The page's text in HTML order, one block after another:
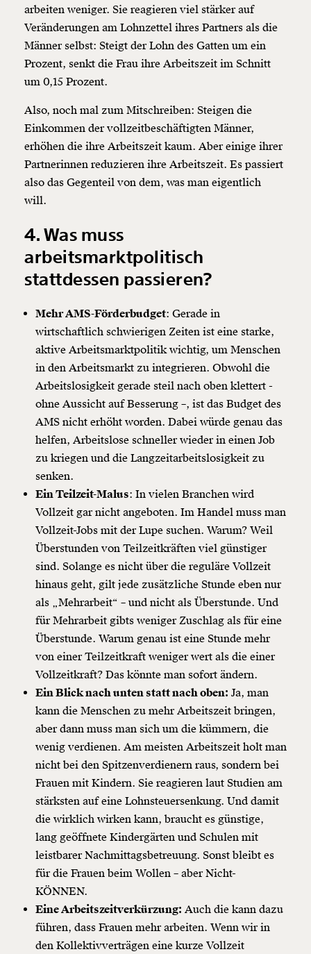
arbeiten weniger. Sie reagieren viel stärker auf
Veränderungen am Lohnzettel ihres Partners als die
Männer selbst: Steigt der Lohn des Gatten um ein
Prozent, senkt die Frau ihre Arbeitszeit im Schnitt
um 0,15 Prozent.
Also, noch mal zum Mitschreiben: Steigen die
Einkommen der vollzeitbeschäftigten Männer,
erhöhen die ihre Arbeitszeit kaum. Aber einige ihrer
Partnerinnen reduzieren ihre Arbeitszeit. Es passiert
also das Gegenteil von dem, was man eigentlich
will.
4. Was muss
arbeitsmarktpolitisch
stattdessen passieren?
Mehr AMS-Förderbudget: Gerade in
wirtschaftlich schwierigen Zeiten ist eine starke,
aktive Arbeitsmarktpolitik wichtig, um Menschen
in den Arbeitsmarkt zu integrieren. Obwohl die
Arbeitslosigkeit gerade steil nach oben klettert -
ohne Aussicht auf Besserung –, ist das Budget des
AMS nicht erhöht worden. Dabei würde genau das
helfen, Arbeitslose schneller wieder in einen Job
zu kriegen und die Langzeitarbeitslosigkeit zu
senken.
Ein Teilzeit-Malus: In vielen Branchen wird
Vollzeit gar nicht angeboten. Im Handel muss man
Vollzeit-Jobs mit der Lupe suchen. Warum? Weil
Überstunden von Teilzeitkräften viel günstiger
sind. Solange es nicht über die reguläre Vollzeit
hinaus geht, gilt jede zusätzliche Stunde eben nur
als „Mehrarbeit“ – und nicht als Überstunde. Und
für Mehrarbeit gibts weniger Zuschlag als für eine
Überstunde. Warum genau ist eine Stunde mehr
von einer Teilzeitkraft weniger wert als die einer
Vollzeitkraft? Das könnte man sofort ändern.
Ein Blick nach unten statt nach oben: Ja, man
kann die Menschen zu mehr Arbeitszeit bringen,
aber dann muss man sich um die kümmern, die
wenig verdienen. Am meisten Arbeitszeit holt man
nicht bei den Spitzenverdienern raus, sondern bei
Frauen mit Kindern. Sie reagieren laut Studien am
stärksten auf eine Lohnsteuersenkung. Und damit
die wirklich wirken kann, braucht es günstige,
lang geöffnete Kindergärten und Schulen mit
leistbarer Nachmittagsbetreuung. Sonst bleibt es
für die Frauen beim Wollen – aber Nicht-
KÖNNEN.
Eine Arbeitszeitverkürzung: Auch die kann dazu
führen, dass Frauen mehr arbeiten. Wenn wir in
den Kollektivverträgen eine kurze Vollzeit